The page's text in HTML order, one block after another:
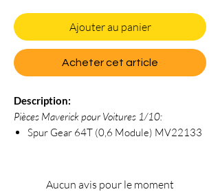
Ajouter au panier
Acheter cet article
Description:
Pièces Maverick pour Voitures 1/10:
Spur Gear 64T (0,6 Module) MV22133
Aucun avis pour le moment